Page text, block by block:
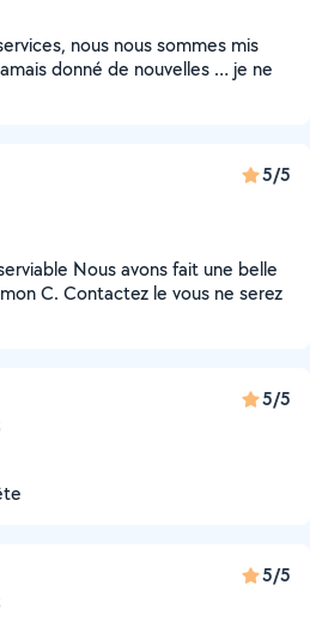
nous nous sommes mis
donné de nouvelles … je ne
5/5
Nous avons fait une belle
C. Contactez le vous ne serez
5/5
5/5